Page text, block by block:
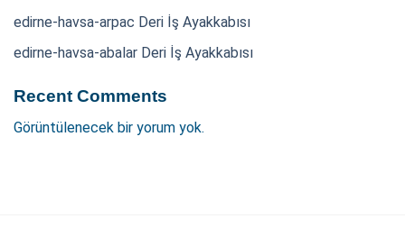
edirne-havsa-arpac Deri İş Ayakkabısı
edirne-havsa-abalar Deri İş Ayakkabısı
Recent Comments
Görüntülenecek bir yorum yok.